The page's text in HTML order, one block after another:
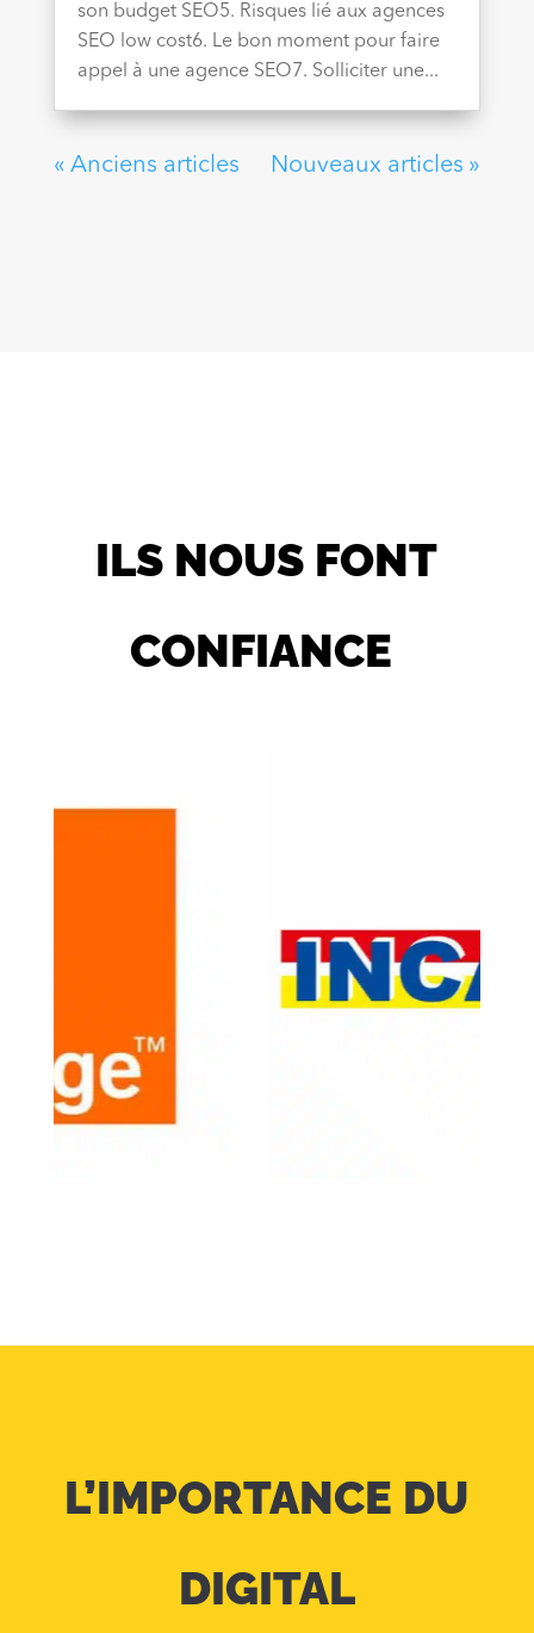
son budget SEO5. Risques lié aux agences
SEO low cost6. Le bon moment pour faire
appel à une agence SEO7. Solliciter une...
« Anciens articles Nouveaux articles »
ILS NOUS FONT
CONFIANCE
L’IMPORTANCE DU
DIGITAL